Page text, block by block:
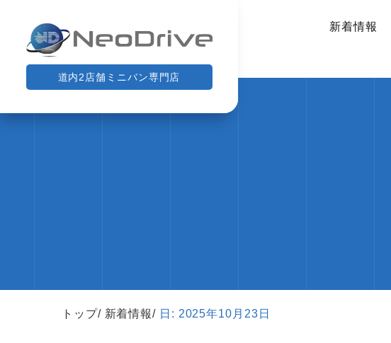
道内2店舗ミニバン専門店
新着情報
トップ 新着情報 日: 2025年10月23日